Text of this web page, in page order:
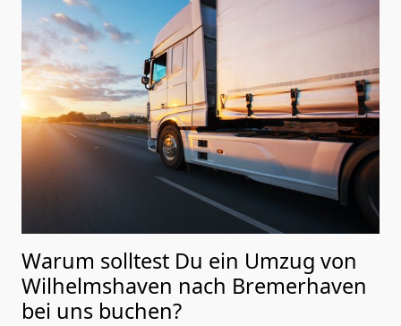
Warum solltest Du ein Umzug von
Wilhelmshaven nach Bremer­haven
bei uns buchen?